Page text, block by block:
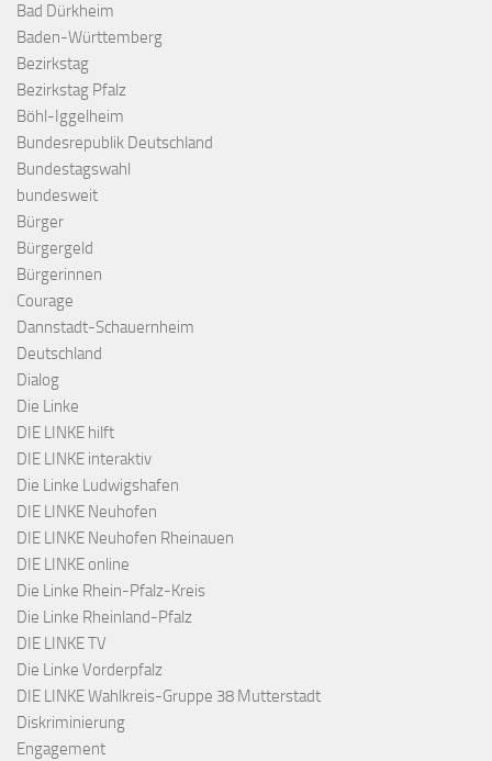
Bad Dürkheim
Baden-Württemberg
Bezirkstag
Bezirkstag Pfalz
Böhl-Iggelheim
Bundesrepublik Deutschland
Bundestagswahl
bundesweit
Bürger
Bürgergeld
Bürgerinnen
Courage
Dannstadt-Schauernheim
Deutschland
Dialog
Die Linke
DIE LINKE hilft
DIE LINKE interaktiv
Die Linke Ludwigshafen
DIE LINKE Neuhofen
DIE LINKE Neuhofen Rheinauen
DIE LINKE online
Die Linke Rhein-Pfalz-Kreis
Die Linke Rheinland-Pfalz
DIE LINKE TV
Die Linke Vorderpfalz
DIE LINKE Wahlkreis-Gruppe 38 Mutterstadt
Diskriminierung
Engagement